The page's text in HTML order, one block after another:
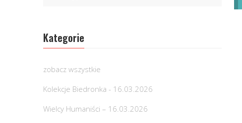
Kategorie
zobacz wszystkie
Kolekcje Biedronka - 16.03.2026
Wielcy Humaniści – 16.03.2026